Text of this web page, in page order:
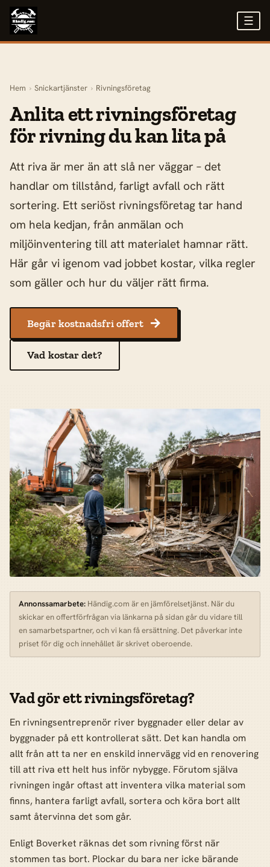
☰
Hem › Snickartjänster › Rivningsföretag
Anlita ett rivningsföretag
för rivning du kan lita på
Att riva är mer än att slå ner väggar – det
handlar om tillstånd, farligt avfall och rätt
sortering. Ett seriöst rivningsföretag tar hand
om hela kedjan, från anmälan och
miljöinventering till att materialet hamnar rätt.
Här går vi igenom vad jobbet kostar, vilka regler
som gäller och hur du väljer rätt firma.
Begär kostnadsfri offert 
Vad kostar det?
Annonssamarbete: Händig.com är en jämförelsetjänst. När du
skickar en offertförfrågan via länkarna på sidan går du vidare till
en samarbetspartner, och vi kan få ersättning. Det påverkar inte
priset för dig och innehållet är skrivet oberoende.
Vad gör ett rivningsföretag?
En rivningsentreprenör river byggnader eller delar av
byggnader på ett kontrollerat sätt. Det kan handla om
allt från att ta ner en enskild innervägg vid en renovering
till att riva ett helt hus inför nybygge. Förutom själva
rivningen ingår oftast att inventera vilka material som
finns, hantera farligt avfall, sortera och köra bort allt
samt återvinna det som går.
Enligt Boverket räknas det som rivning först när
stommen tas bort. Plockar du bara ner icke bärande